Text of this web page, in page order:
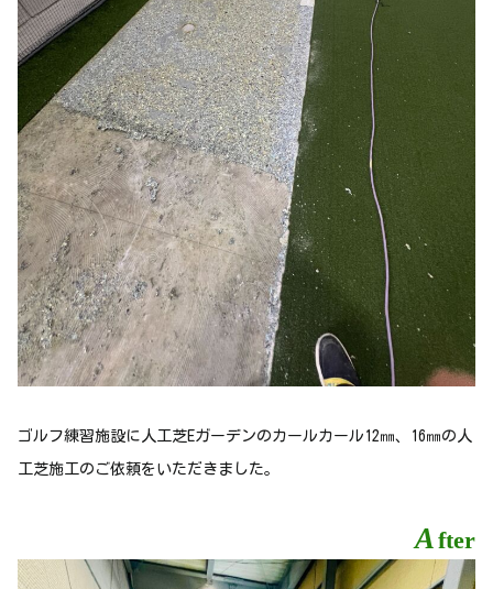
ゴルフ練習施設に人工芝Eガーデンのカールカール12㎜、16㎜の人
工芝施工のご依頼をいただきました。
A fter